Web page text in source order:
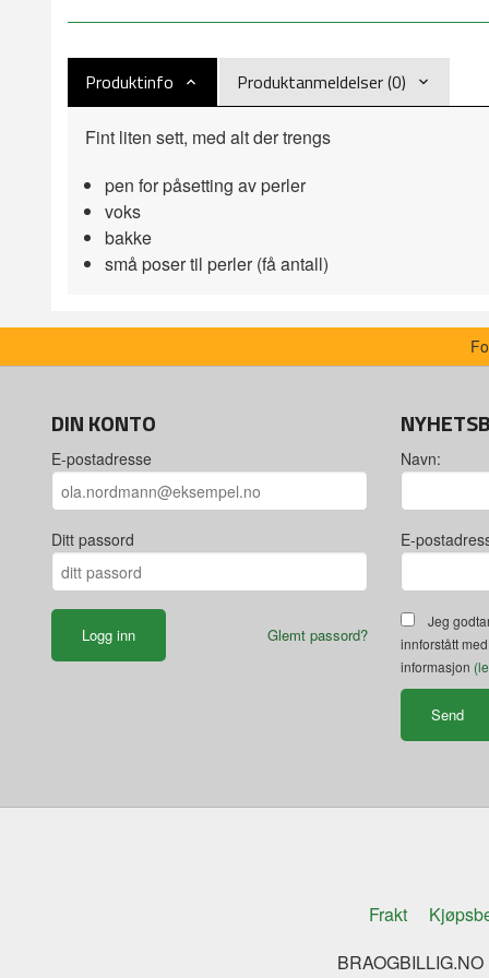
Produktinfo Produktanmeldelser (0)
Fint liten sett, med alt der trengs
pen for påsetting av perler
voks
bakke
små poser til perler (få antall)
DIN KONTO
E-postadresse
Ditt passord
Glemt passord?
Navn:
E-
Jeg
innforstått
informasjon
Frakt